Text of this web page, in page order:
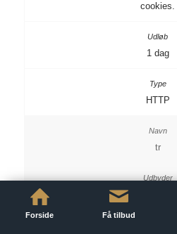
cookies.
1 dag
HTTP
tr
Forside Få tilbud